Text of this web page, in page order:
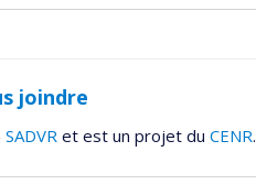
joindre
SADVRet est un projet du CENR.